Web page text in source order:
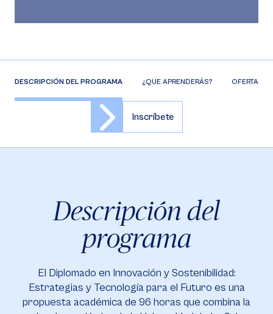
DESCRIPCIÓN DEL PROGRAMA ¿QUE APRENDERÁS? OFERTA DE
Inscríbete
Descripción del
programa
El Diplomado en Innovación y Sostenibilidad:
Estrategias y Tecnología para el Futuro es una
propuesta académica de 96 horas que combina la